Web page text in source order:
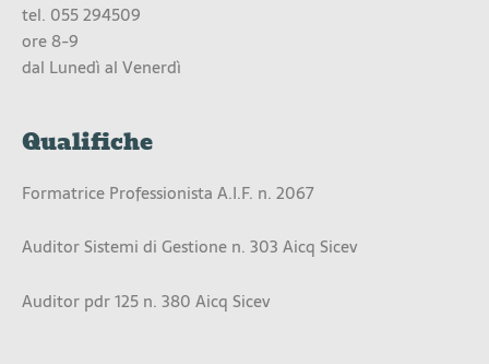
tel. 055 294509
ore 8-9
dal Lunedì al Venerdì
Qualifiche
Formatrice Professionista A.I.F. n. 2067
Auditor Sistemi di Gestione n. 303 Aicq Sicev
Auditor pdr 125 n. 380 Aicq Sicev